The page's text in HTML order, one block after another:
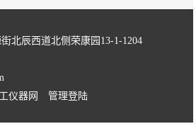
北辰西道北侧荣康园13-1-1204
仪器网 管理登陆